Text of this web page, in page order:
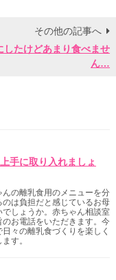
その他の記事へ
したけどあまり食べませ
ん…
手に取り入れましょ
の離乳食用のメニューを分
は負担だと感じているお母
しょうか。赤ちゃん相談室
お電話をいただきます。今
々の離乳食づくりを楽しく
す。